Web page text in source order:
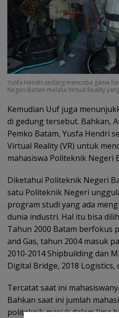
Yusfa Hendri sedang mencoba game
Negeri Batam melalui Virtual Reality
Kemudian Uuf juga
di gedung tersebut. Bahkan,
Pemko Batam, Yusfa Hendri
Virtual Reality (VR) untuk
mahasiswa Politeknik Negeri
Diketahui Politeknik Negeri
satu Politeknik Negeri
program studi yang ada
dunia industri. Hal itu bisa
Tahun 2000 Batam berfokus
and Gas, tahun 2004 masuk
2010-2014 Shipbuilding dan
Digital Bridge, 2018 Logistics,
Tercatat saat ini
Bahkan saat ini jumlah
politeknik masuk dalam lima